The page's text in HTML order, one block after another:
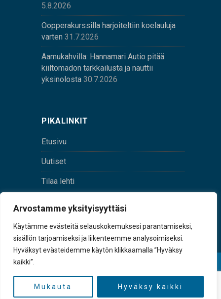
Arvostamme yksityisyyttäsi
Käytämme evästeitä selauskokemuksesi parantamiseksi,
sisällön tarjoamiseksi ja liikenteemme analysoimiseksi.
Hyväksyt evästeidemme käytön klikkaamalla ”Hyväksy
kaikki”.
Mukauta Hyväksy kaikki
5.8.2026
Oopperakurssilla harjoiteltiin koelauluja
varten 31.7.2026
Aamukahvilla: Hannamari Autio pitää
kiiltomadon tarkkailusta ja nauttii
yksinolosta 30.7.2026
PIKALINKIT
Etusivu
Uutiset
Tilaa lehti
tunnus 0167229-8
TAKAISIN YLÖS